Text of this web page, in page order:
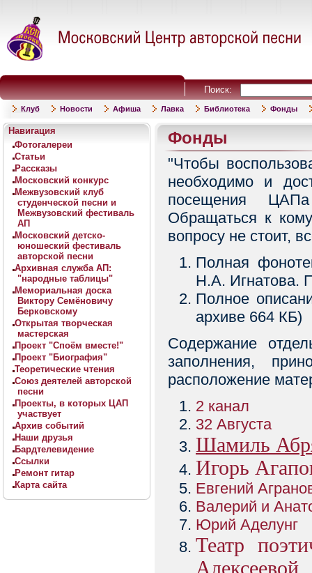
Поиск:
Клуб Новости Афиша Лавка Библиотека Фонды
Навигация
Фотогалереи
Статьи
Рассказы
Московский конкурс
Межвузовский клуб
студенческой песни и
Межвузовский фестиваль
АП
Московский детско-
юношеский фестиваль
авторской песни
Архивная служба АП:
"народные таблицы"
Мемориальная доска
Виктору Семёновичу
Берковскому
Открытая творческая
мастерская
Проект "Споём вместе!"
Проект "Биография"
Теоретические чтения
Союз деятелей авторской
песни
Проекты, в которых ЦАП
участвует
Архив событий
Наши друзья
Бардтелевидение
Ссылки
Ремонт гитар
Карта сайта
Фонды
"Чтобы
необходимо и
посещения
Обращаться к
вопросу не стоит,
Полная
Н.А. Игнатова.
Полное
архиве 664 КБ)
Содержание
заполнения,
расположение
2 канал
32 Августа
Шамиль
Игорь
Евгений
Валерий и
Юрий Аделунг
Театр
Алексеевой